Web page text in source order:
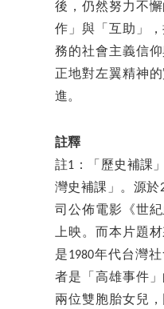
後，仍然努力不
作」與「互助」
務的社會主義信
正地對左翼精神
進。
註釋
註1：「歷史補課
灣史補課」。源於
司公佈電影《世
上映。而本片題
是1980年代台灣
者是「高雄事件
兩位雙胞胎女兒